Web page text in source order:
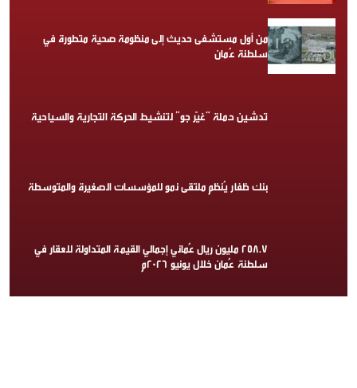
من أول مستشفى حديث إلى منظومة صحية متطورة في
سلطنة عُمان
تدشين حملة “غيّر جو” لتنشيط الحركة التجارية والسياحية
بنك ظفار يُنظم ملتقى نمو للمؤسسات الصغيرة والمتوسطة
258.7 مليون ريال عُماني إجمالي القيمة المتداولة للعقار في
سلطنة عُمان خلال يونيو 2026م